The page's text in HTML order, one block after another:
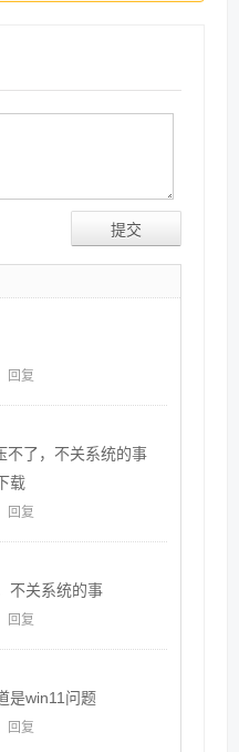
回复
不了，不关系统的事
载
回复
不关系统的事
回复
是win11问题
回复